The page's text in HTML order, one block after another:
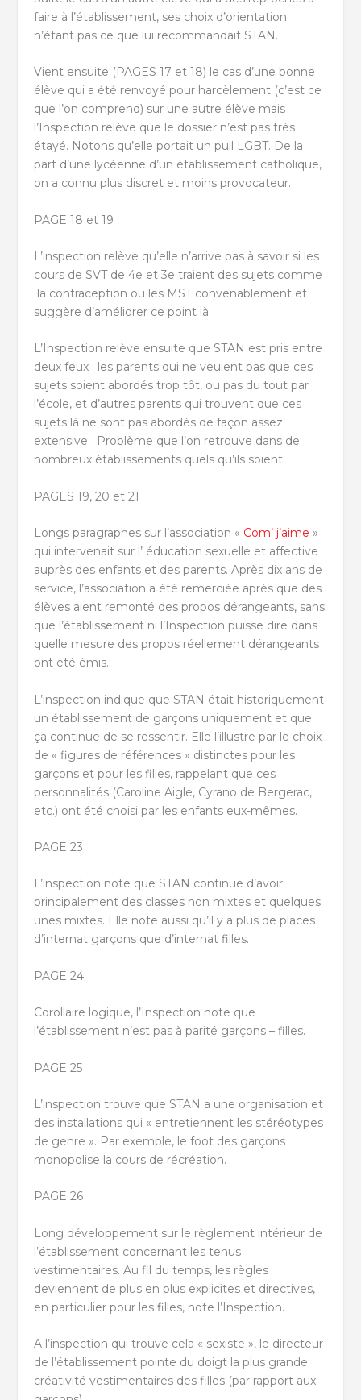
faire à l’établissement, ses choix d’orientation
n’étant pas ce que lui recommandait STAN.
Vient ensuite (PAGES 17 et 18) le cas d’une bonne
élève qui a été renvoyé pour harcèlement (c’est ce
que l’on comprend) sur une autre élève mais
l’Inspection relève que le dossier n’est pas très
étayé. Notons qu’elle portait un pull LGBT. De la
part d’une lycéenne d’un établissement catholique,
on a connu plus discret et moins provocateur.
PAGE 18 et 19
L’inspection relève qu’elle n’arrive pas à savoir si les
cours de SVT de 4e et 3e traient des sujets comme
la contraception ou les MST convenablement et
suggère d’améliorer ce point là.
L’Inspection relève ensuite que STAN est pris entre
deux feux : les parents qui ne veulent pas que ces
sujets soient abordés trop tôt, ou pas du tout par
l’école, et d’autres parents qui trouvent que ces
sujets là ne sont pas abordés de façon assez
extensive. Problème que l’on retrouve dans de
nombreux établissements quels qu’ils soient.
PAGES 19, 20 et 21
Longs paragraphes sur l’association « Com’ j’aime »
qui intervenait sur l’ éducation sexuelle et affective
auprès des enfants et des parents. Après dix ans de
service, l’association a été remerciée après que des
élèves aient remonté des propos dérangeants, sans
que l’établissement ni l’Inspection puisse dire dans
quelle mesure des propos réellement dérangeants
ont été émis.
L’inspection indique que STAN était historiquement
un établissement de garçons uniquement et que
ça continue de se ressentir. Elle l’illustre par le choix
de « figures de références » distinctes pour les
garçons et pour les filles, rappelant que ces
personnalités (Caroline Aigle, Cyrano de Bergerac,
etc.) ont été choisi par les enfants eux-mêmes.
PAGE 23
L’inspection note que STAN continue d’avoir
principalement des classes non mixtes et quelques
unes mixtes. Elle note aussi qu’il y a plus de places
d’internat garçons que d’internat filles.
PAGE 24
Corollaire logique, l’Inspection note que
l’établissement n’est pas à parité garçons – filles.
PAGE 25
L’inspection trouve que STAN a une organisation et
des installations qui « entretiennent les stéréotypes
de genre ». Par exemple, le foot des garçons
monopolise la cours de récréation.
PAGE 26
Long développement sur le règlement intérieur de
l’établissement concernant les tenus
vestimentaires. Au fil du temps, les règles
deviennent de plus en plus explicites et directives,
en particulier pour les filles, note l’Inspection.
A l’inspection qui trouve cela « sexiste », le directeur
de l’établissement pointe du doigt la plus grande
créativité vestimentaires des filles (par rapport aux